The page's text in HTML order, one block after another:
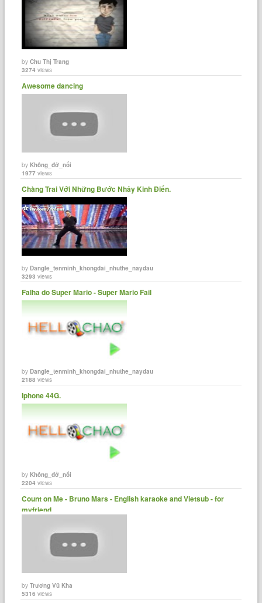
byChu Thị Trang
3274 views
Awesome dancing
byKhông_đở_nổi
1977 views
Chàng Trai Với Những Bước Nhảy Kinh Điển.
byDangle_tenminh_khongdai_nhuthe_naydau
3293 views
Falha do Super Mario - Super Mario Fail
byDangle_tenminh_khongdai_nhuthe_naydau
2188 views
Iphone 44G.
byKhông_đở_nổi
2204 views
Count on Me - Bruno Mars - English karaoke and Vietsub - for
myfriend. ......
byTrương Vũ Kha
5316 views